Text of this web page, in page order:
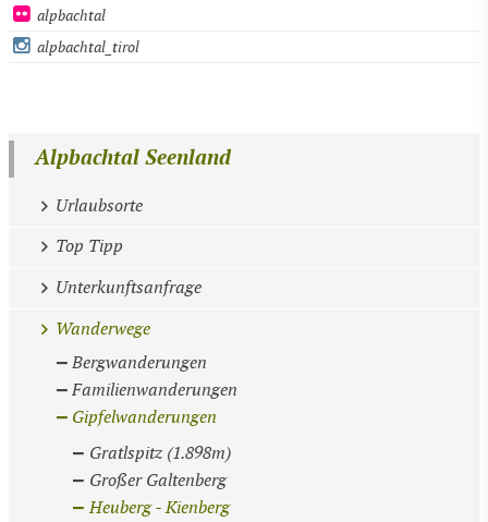
alpbachtal
alpbachtal_tirol
Alpbachtal Seenland
Urlaubsorte
Top Tipp
Unterkunftsanfrage
Wanderwege
Bergwanderungen
Familienwanderungen
Gipfelwanderungen
Gratlspitz (1.898m)
Großer Galtenberg
Heuberg - Kienberg